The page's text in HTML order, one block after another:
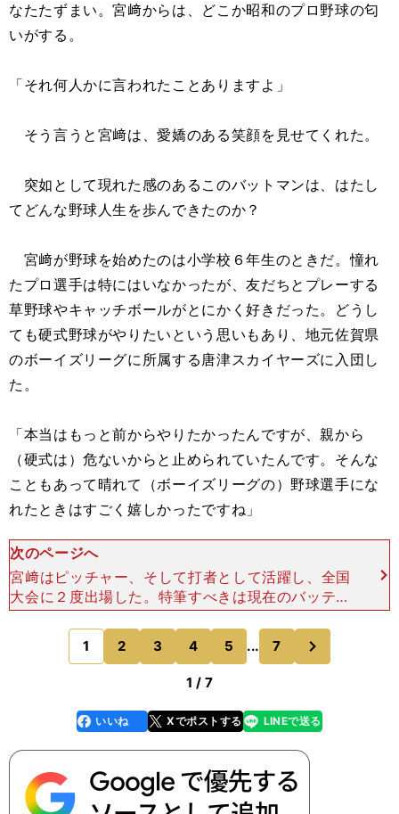
なたたずまい。宮﨑からは、どこか昭和のプロ野球の匂
いがする。
「それ何人かに言われたことありますよ」
そう言うと宮﨑は、愛嬌のある笑顔を見せてくれた。
突如として現れた感のあるこのバットマンは、はたし
てどんな野球人生を歩んできたのか？
宮﨑が野球を始めたのは小学校６年生のときだ。憧れ
たプロ選手は特にはいなかったが、友だちとプレーする
草野球やキャッチボールがとにかく好きだった。どうし
ても硬式野球がやりたいという思いもあり、地元佐賀県
のボーイズリーグに所属する唐津スカイヤーズに入団し
た。
「本当はもっと前からやりたかったんですが、親から
（硬式は）危ないからと止められていたんです。そんな
こともあって晴れて（ボーイズリーグの）野球選手にな
れたときはすごく嬉しかったですね」
次のページへ
宮﨑はピッチャー、そして打者として活躍し、全国
大会に２度出場した。特筆すべきは現在のバッティ
ングフォームの原型が、すでにこのころでき上がっ
ていたということだ。右軸足にしっかりと力を溜
め、反動をうまく使
1 2 3 4 5 ... 7
1 / 7
faceboo
k
いいね Xでポストする
line LINEで送る